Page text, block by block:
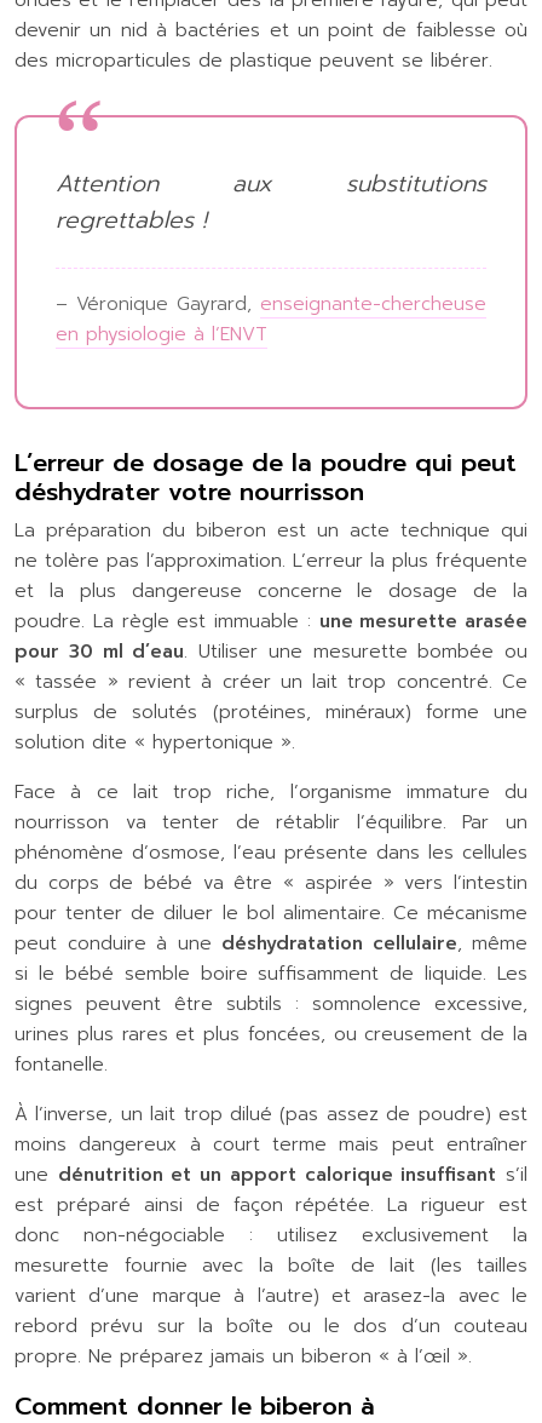
devenir un nid à bactéries et un point de faiblesse où
des microparticules de plastique peuvent se libérer.
Attention aux substitutions
regrettables !
– Véronique Gayrard, enseignante-chercheuse
en physiologie à l’ENVT
L’erreur de dosage de la poudre qui peut
déshydrater votre nourrisson
La préparation du biberon est un acte technique qui
ne tolère pas l’approximation. L’erreur la plus fréquente
et la plus dangereuse concerne le dosage de la
poudre. La règle est immuable : une mesurette arasée
pour 30 ml d’eau. Utiliser une mesurette bombée ou
« tassée » revient à créer un lait trop concentré. Ce
surplus de solutés (protéines, minéraux) forme une
solution dite « hypertonique ».
Face à ce lait trop riche, l’organisme immature du
nourrisson va tenter de rétablir l’équilibre. Par un
phénomène d’osmose, l’eau présente dans les cellules
du corps de bébé va être « aspirée » vers l’intestin
pour tenter de diluer le bol alimentaire. Ce mécanisme
peut conduire à une déshydratation cellulaire, même
si le bébé semble boire suffisamment de liquide. Les
signes peuvent être subtils : somnolence excessive,
urines plus rares et plus foncées, ou creusement de la
fontanelle.
À l’inverse, un lait trop dilué (pas assez de poudre) est
moins dangereux à court terme mais peut entraîner
une dénutrition et un apport calorique insuffisant s’il
est préparé ainsi de façon répétée. La rigueur est
donc non-négociable : utilisez exclusivement la
mesurette fournie avec la boîte de lait (les tailles
varient d’une marque à l’autre) et arasez-la avec le
rebord prévu sur la boîte ou le dos d’un couteau
propre. Ne préparez jamais un biberon « à l’œil ».
Comment donner le biberon à